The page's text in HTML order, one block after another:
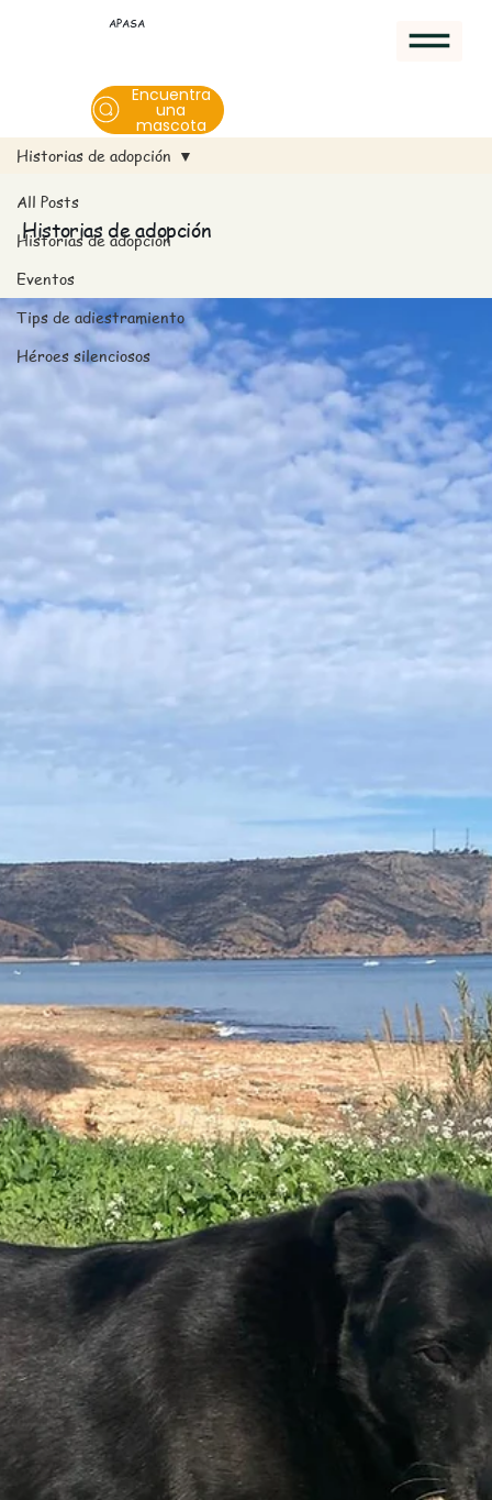
APASA
Encuentra
una
mascota
All Posts
Historias de adopción
Eventos
Tips de adiestramiento
Héroes silenciosos
Historias de adopción
Historias de adopción